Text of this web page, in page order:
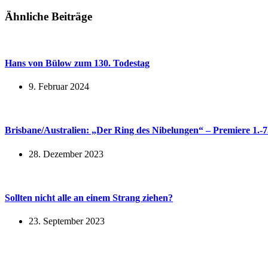
Ähnliche Beiträge
Hans von Bülow zum 130. Todestag
9. Februar 2024
Brisbane/Australien: „Der Ring des Nibelungen“ – Premiere 1.-
28. Dezember 2023
Sollten nicht alle an einem Strang ziehen?
23. September 2023